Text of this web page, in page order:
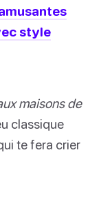
style
maisons de
classique
te fera crier